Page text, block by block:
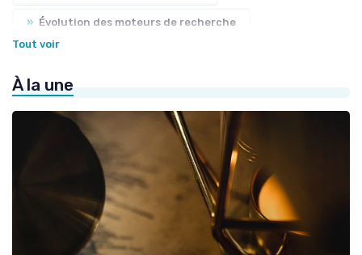
» Évolution des moteurs de recherche
» Décryptages et analyses
Tout voir
À la une